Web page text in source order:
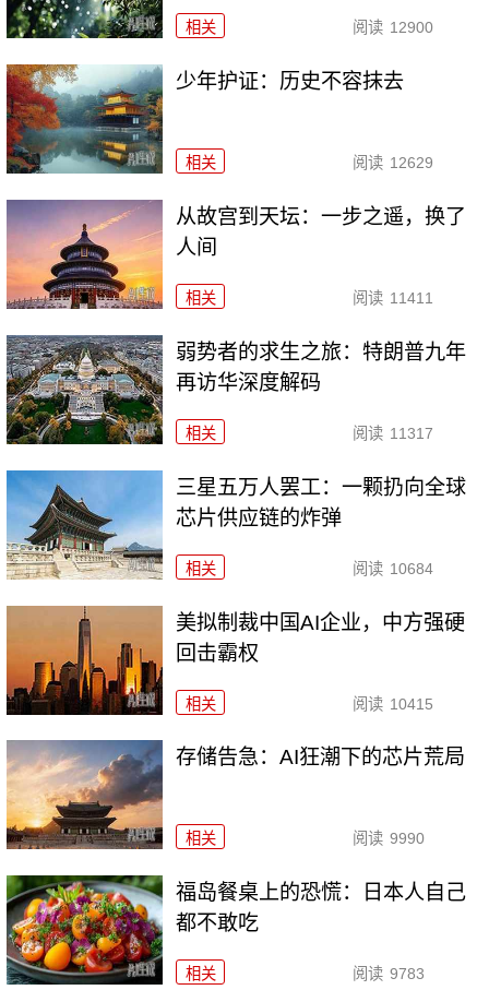
相关 阅读 12900
少年护证：历史不容抹去
相关 阅读 12629
从故宫到天坛：一步之遥，换了
人间
相关 阅读 11411
弱势者的求生之旅：特朗普九年
再访华深度解码
相关 阅读 11317
三星五万人罢工：一颗扔向全球
芯片供应链的炸弹
相关 阅读 10684
美拟制裁中国AI企业，中方强硬
回击霸权
相关 阅读 10415
存储告急：AI狂潮下的芯片荒局
相关 阅读 9990
福岛餐桌上的恐慌：日本人自己
都不敢吃
相关 阅读 9783